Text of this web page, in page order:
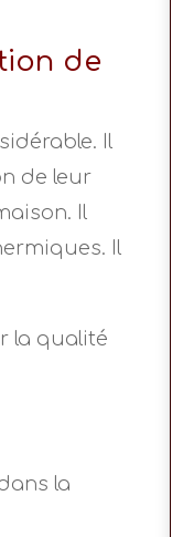
de
Il
de leur
Il
Il
la qualité
la